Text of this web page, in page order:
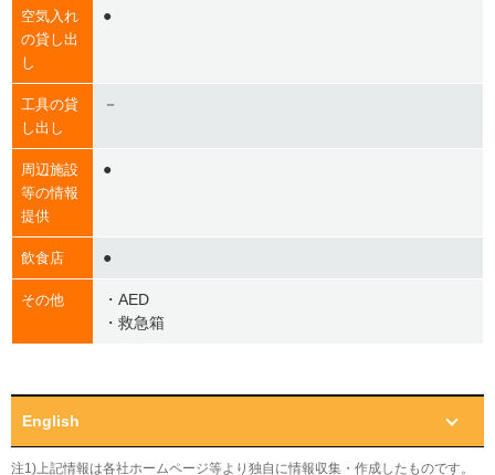
空気入れ
の貸し出
し
●
工具の貸
し出し
－
周辺施設
等の情報
提供
●
飲食店 ●
その他
・AED
・救急箱
English
注1)上記情報は各社ホームページ等より独自に情報収集・作成したものです。